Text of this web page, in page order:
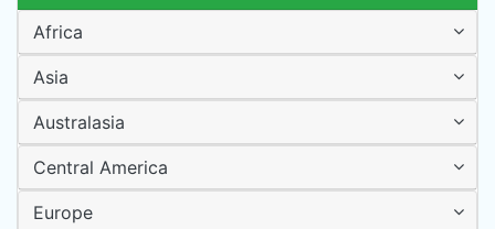
Africa
Asia
Australasia
Central America
Europe